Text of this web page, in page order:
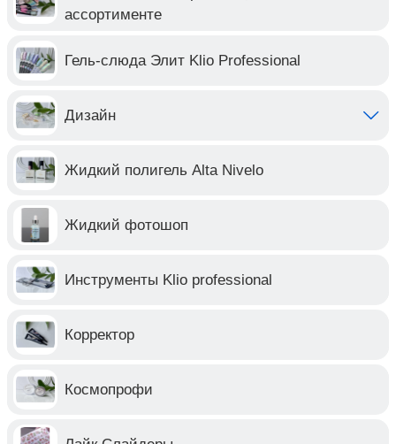
ассортименте
Гель-слюда Элит Klio Professional
Дизайн
Жидкий полигель Alta Nivelo
Жидкий фотошоп
Инструменты Klio professional
Корректор
Космопрофи